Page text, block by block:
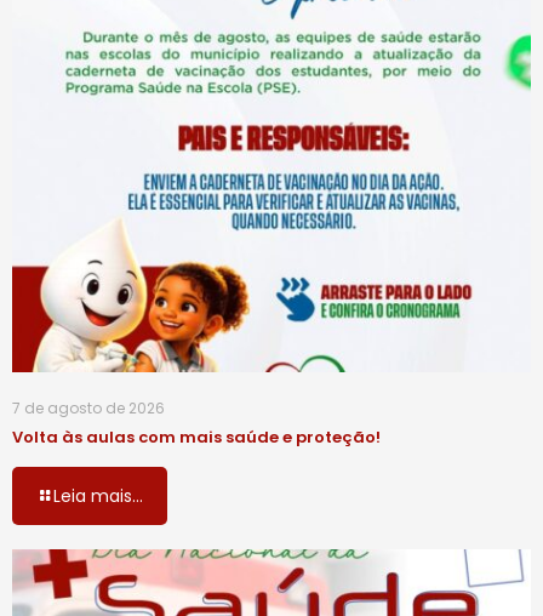
7 de agosto de 2026
Volta às aulas com mais saúde e proteção!
Leia mais...